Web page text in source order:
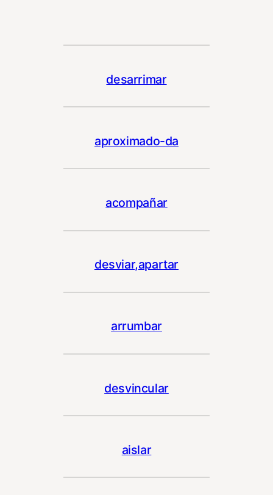
desarrimar
aproximado-da
acompañar
desviar,apartar
arrumbar
desvincular
aislar